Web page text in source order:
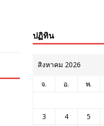
ปฏิทิน
สิงหาคม 2026
จ. อ. พ.
3
4 5